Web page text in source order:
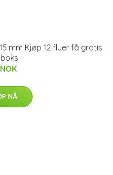
mm Kjøp 12 fluer få gratis
NÅ